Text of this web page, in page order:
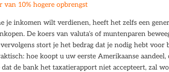
van 10% hogere opbrengst
je inkomen wilt verdienen, heeft het zelfs een
De koers van valuta’s of muntenparen
stort je het bedrag dat je nodig hebt voor
hoe koopt u uw eerste Amerikaanse aandeel,
de bank het taxatierapport niet accepteert, zal